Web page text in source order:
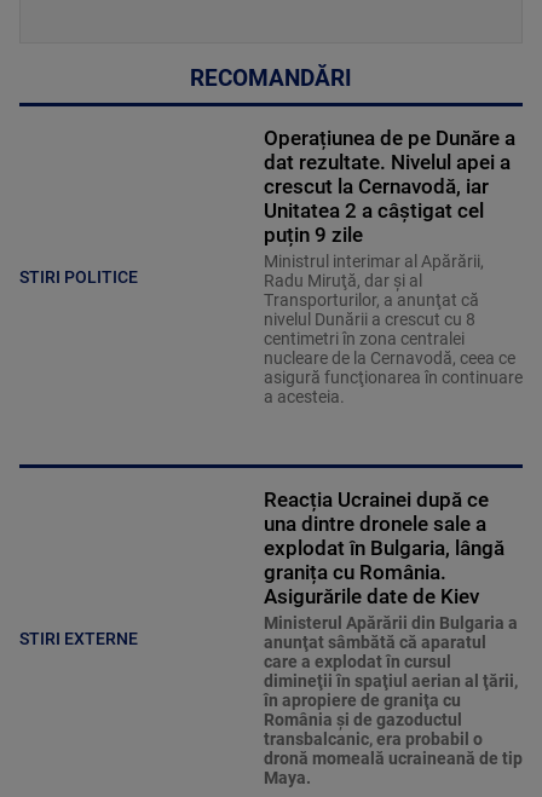
RECOMANDĂRI
STIRI POLITICE
Operațiunea de pe Dunăre a
dat rezultate. Nivelul apei a
crescut la Cernavodă, iar
Unitatea 2 a câștigat cel
puțin 9 zile
Ministrul interimar al Apărării,
Radu Miruţă, dar şi al
Transporturilor, a anunţat că
nivelul Dunării a crescut cu 8
centimetri în zona centralei
nucleare de la Cernavodă, ceea ce
asigură funcţionarea în continuare
a acesteia.
STIRI EXTERNE
Reacția Ucrainei după ce
una dintre dronele sale a
explodat în Bulgaria, lângă
granița cu România.
Asigurările date de Kiev
Ministerul Apărării din Bulgaria a
anunţat sâmbătă că aparatul
care a explodat în cursul
dimineţii în spaţiul aerian al ţării,
în apropiere de graniţa cu
România şi de gazoductul
transbalcanic, era probabil o
dronă momeală ucraineană de tip
Maya.